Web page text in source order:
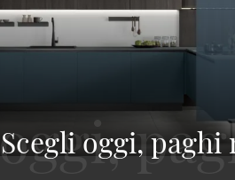
Scegli oggi, paghi